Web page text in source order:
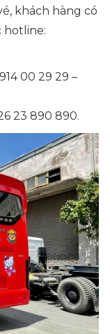
khách hàng có
hotline:
00 29 29 –
23 890 890.